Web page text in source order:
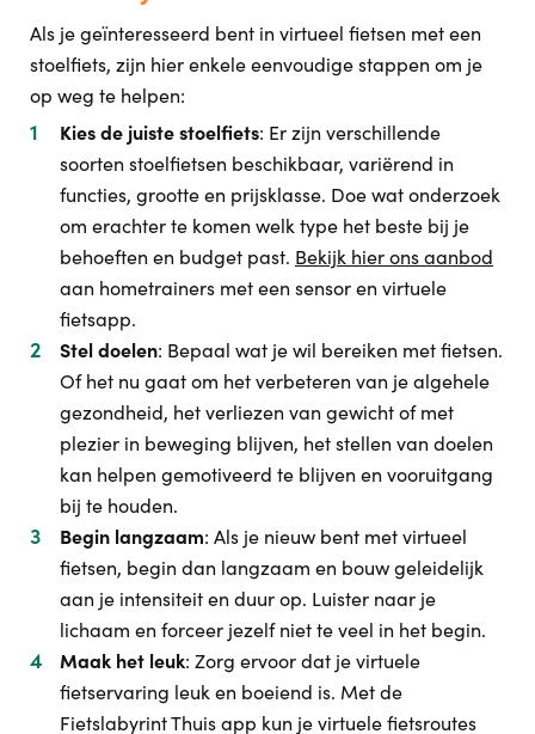
Als je geïnteresseerd bent in virtueel fietsen met een
stoelfiets, zijn hier enkele eenvoudige stappen om je
op weg te helpen:
Kies de juiste stoelfiets: Er zijn verschillende
soorten stoelfietsen beschikbaar, variërend in
functies, grootte en prijsklasse. Doe wat onderzoek
om erachter te komen welk type het beste bij je
behoeften en budget past. Bekijk hier ons aanbod
aan hometrainers met een sensor en virtuele
fietsapp.
Stel doelen: Bepaal wat je wil bereiken met fietsen.
Of het nu gaat om het verbeteren van je algehele
gezondheid, het verliezen van gewicht of met
plezier in beweging blijven, het stellen van doelen
kan helpen gemotiveerd te blijven en vooruitgang
bij te houden.
Begin langzaam: Als je nieuw bent met virtueel
fietsen, begin dan langzaam en bouw geleidelijk
aan je intensiteit en duur op. Luister naar je
lichaam en forceer jezelf niet te veel in het begin.
Maak het leuk: Zorg ervoor dat je virtuele
fietservaring leuk en boeiend is. Met de
Fietslabyrint Thuis app kun je virtuele fietsroutes